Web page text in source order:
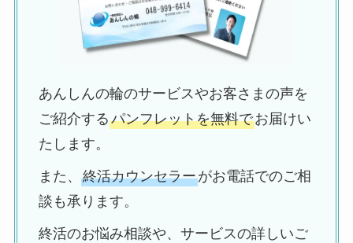
あんしんの輪のサービスやお客さまの声を
ご紹介するパンフレットを無料でお届けい
たします。
また、 終活カウンセラーがお電話でのご相
談も承ります。
終活のお悩み相談や、サービスの詳しいご